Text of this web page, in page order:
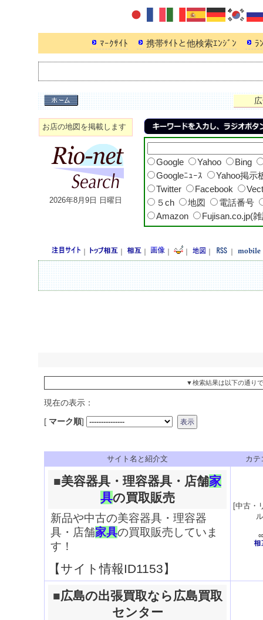
ﾏｰｸｻｲﾄ 携帯ｻｲﾄと他検索ｴﾝｼﾞﾝ ﾗ
お店の地図を掲載します
2026年8月9日 日曜日
Google Yahoo
Bing
Googleﾆｭｰｽ
Yahoo掲示
Twitter
Facebook
５ch
地図
電話番号
Amazon
Fujisan.co.jp(
｜ ｜ ｜ ｜ ｜
▼検索結果は以下の通り
現在の表示：
[ マーク順]
サイト名と紹介文 カテ
■美容器具・理容器具・店舗家
具の買取販売
新品や中古の美容器具・理容器
具・店舗家具の買取販売していま
す！
【サイト情報ID1153】
[中古・
ル
∞
■広島の出張買取なら広島買取
センター